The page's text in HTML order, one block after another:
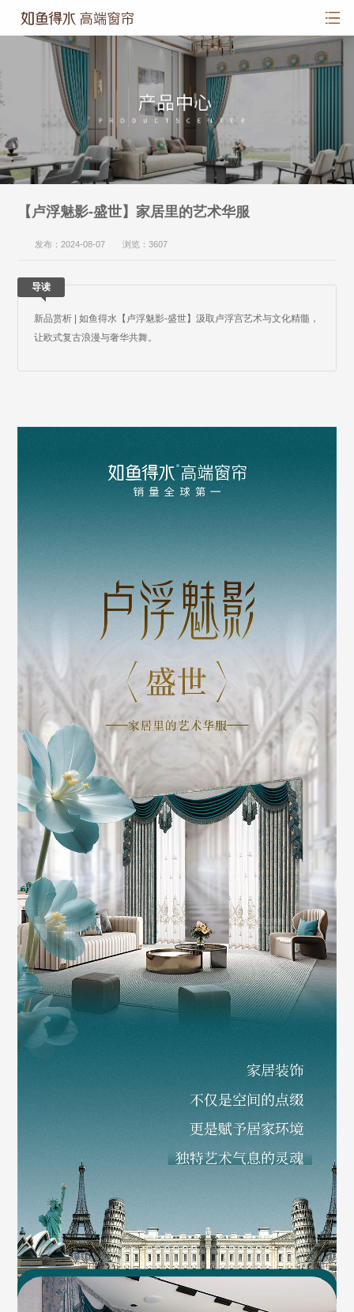
【卢浮魅影-盛世】家居里的艺术华服
发布：2024-08-07 浏览：3607
导读
新品赏析 | 如鱼得水【卢浮魅影-盛世】汲取卢浮宫艺术与文化精髓，
让欧式复古浪漫与奢华共舞。